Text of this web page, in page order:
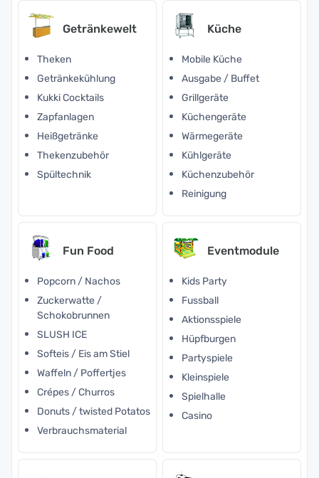
Getränkewelt
Theken
Getränkekühlung
Kukki Cocktails
Zapfanlagen
Heißgetränke
Thekenzubehör
Spültechnik
Küche
Mobile Küche
Ausgabe / Buffet
Grillgeräte
Küchengeräte
Wärmegeräte
Kühlgeräte
Küchenzubehör
Reinigung
Fun Food
Popcorn / Nachos
Zuckerwatte /
Schokobrunnen
SLUSH ICE
Softeis / Eis am Stiel
Waffeln / Poffertjes
Crépes / Churros
Donuts / twisted Potatos
Verbrauchsmaterial
Eventmodule
Kids Party
Fussball
Aktionsspiele
Hüpfburgen
Partyspiele
Kleinspiele
Spielhalle
Casino